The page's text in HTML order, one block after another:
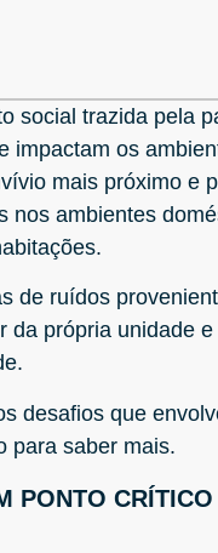
social trazida pela
impactam os
mais próximo e
nos ambientes
de ruídos
da própria unidade
desafios que
para saber mais.
PONTO CRÍTICO